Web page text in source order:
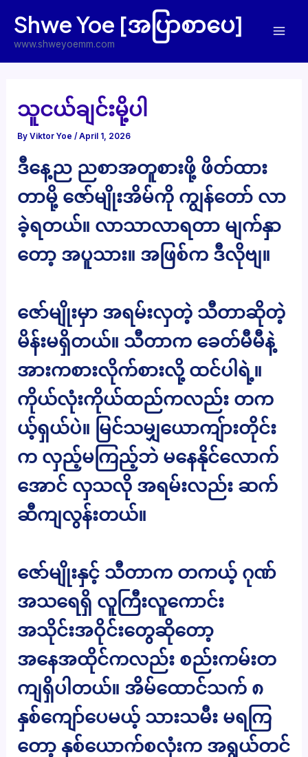
content
Shwe Yoe [အပြာစာပေ]
www.shweyoemm.com
သူငယ်ချင်းမို့ပါ
ByViktor Yoe/April 1, 2026
ဒီနေ့ည ညစာအတူစားဖို့ ဖိတ်ထား
တာမို့ ဇော်မျိုးအိမ်ကို ကျွန်တော် လာ
ခဲ့ရတယ်။ လာသာလာရတာ မျက်နှာ
တော့ အပူသား။ အဖြစ်က ဒီလိုဗျ။
ဇော်မျိုးမှာ အရမ်းလှတဲ့ သီတာဆိုတဲ့
မိန်းမရှိတယ်။ သီတာက ခေတ်မီမီနဲ့
အားကစားလိုက်စားလို့ ထင်ပါရဲ့။
ကိုယ်လုံးကိုယ်ထည်ကလည်း တက
ယ့်ရှယ်ပဲ။ မြင်သမျှယောကျ်ားတိုင်း
က လှည့်မကြည့်ဘဲ မနေနိုင်လောက်
အောင် လှသလို အရမ်းလည်း ဆက်
ဆီကျလွန်းတယ်။
ဇော်မျိုးနှင့် သီတာက တကယ့် ဂုဏ်
အသရေရှိ လူကြီးလူကောင်း
အသိုင်းအဝိုင်းတွေဆိုတော့
အနေအထိုင်ကလည်း စည်းကမ်းတ
ကျရှိပါတယ်။ အိမ်ထောင်သက် ၈
နှစ်ကျော်ပေမယ့် သားသမီး မရကြ
တော့ နှစ်ယောက်စလုံးက အရွယ်တင်